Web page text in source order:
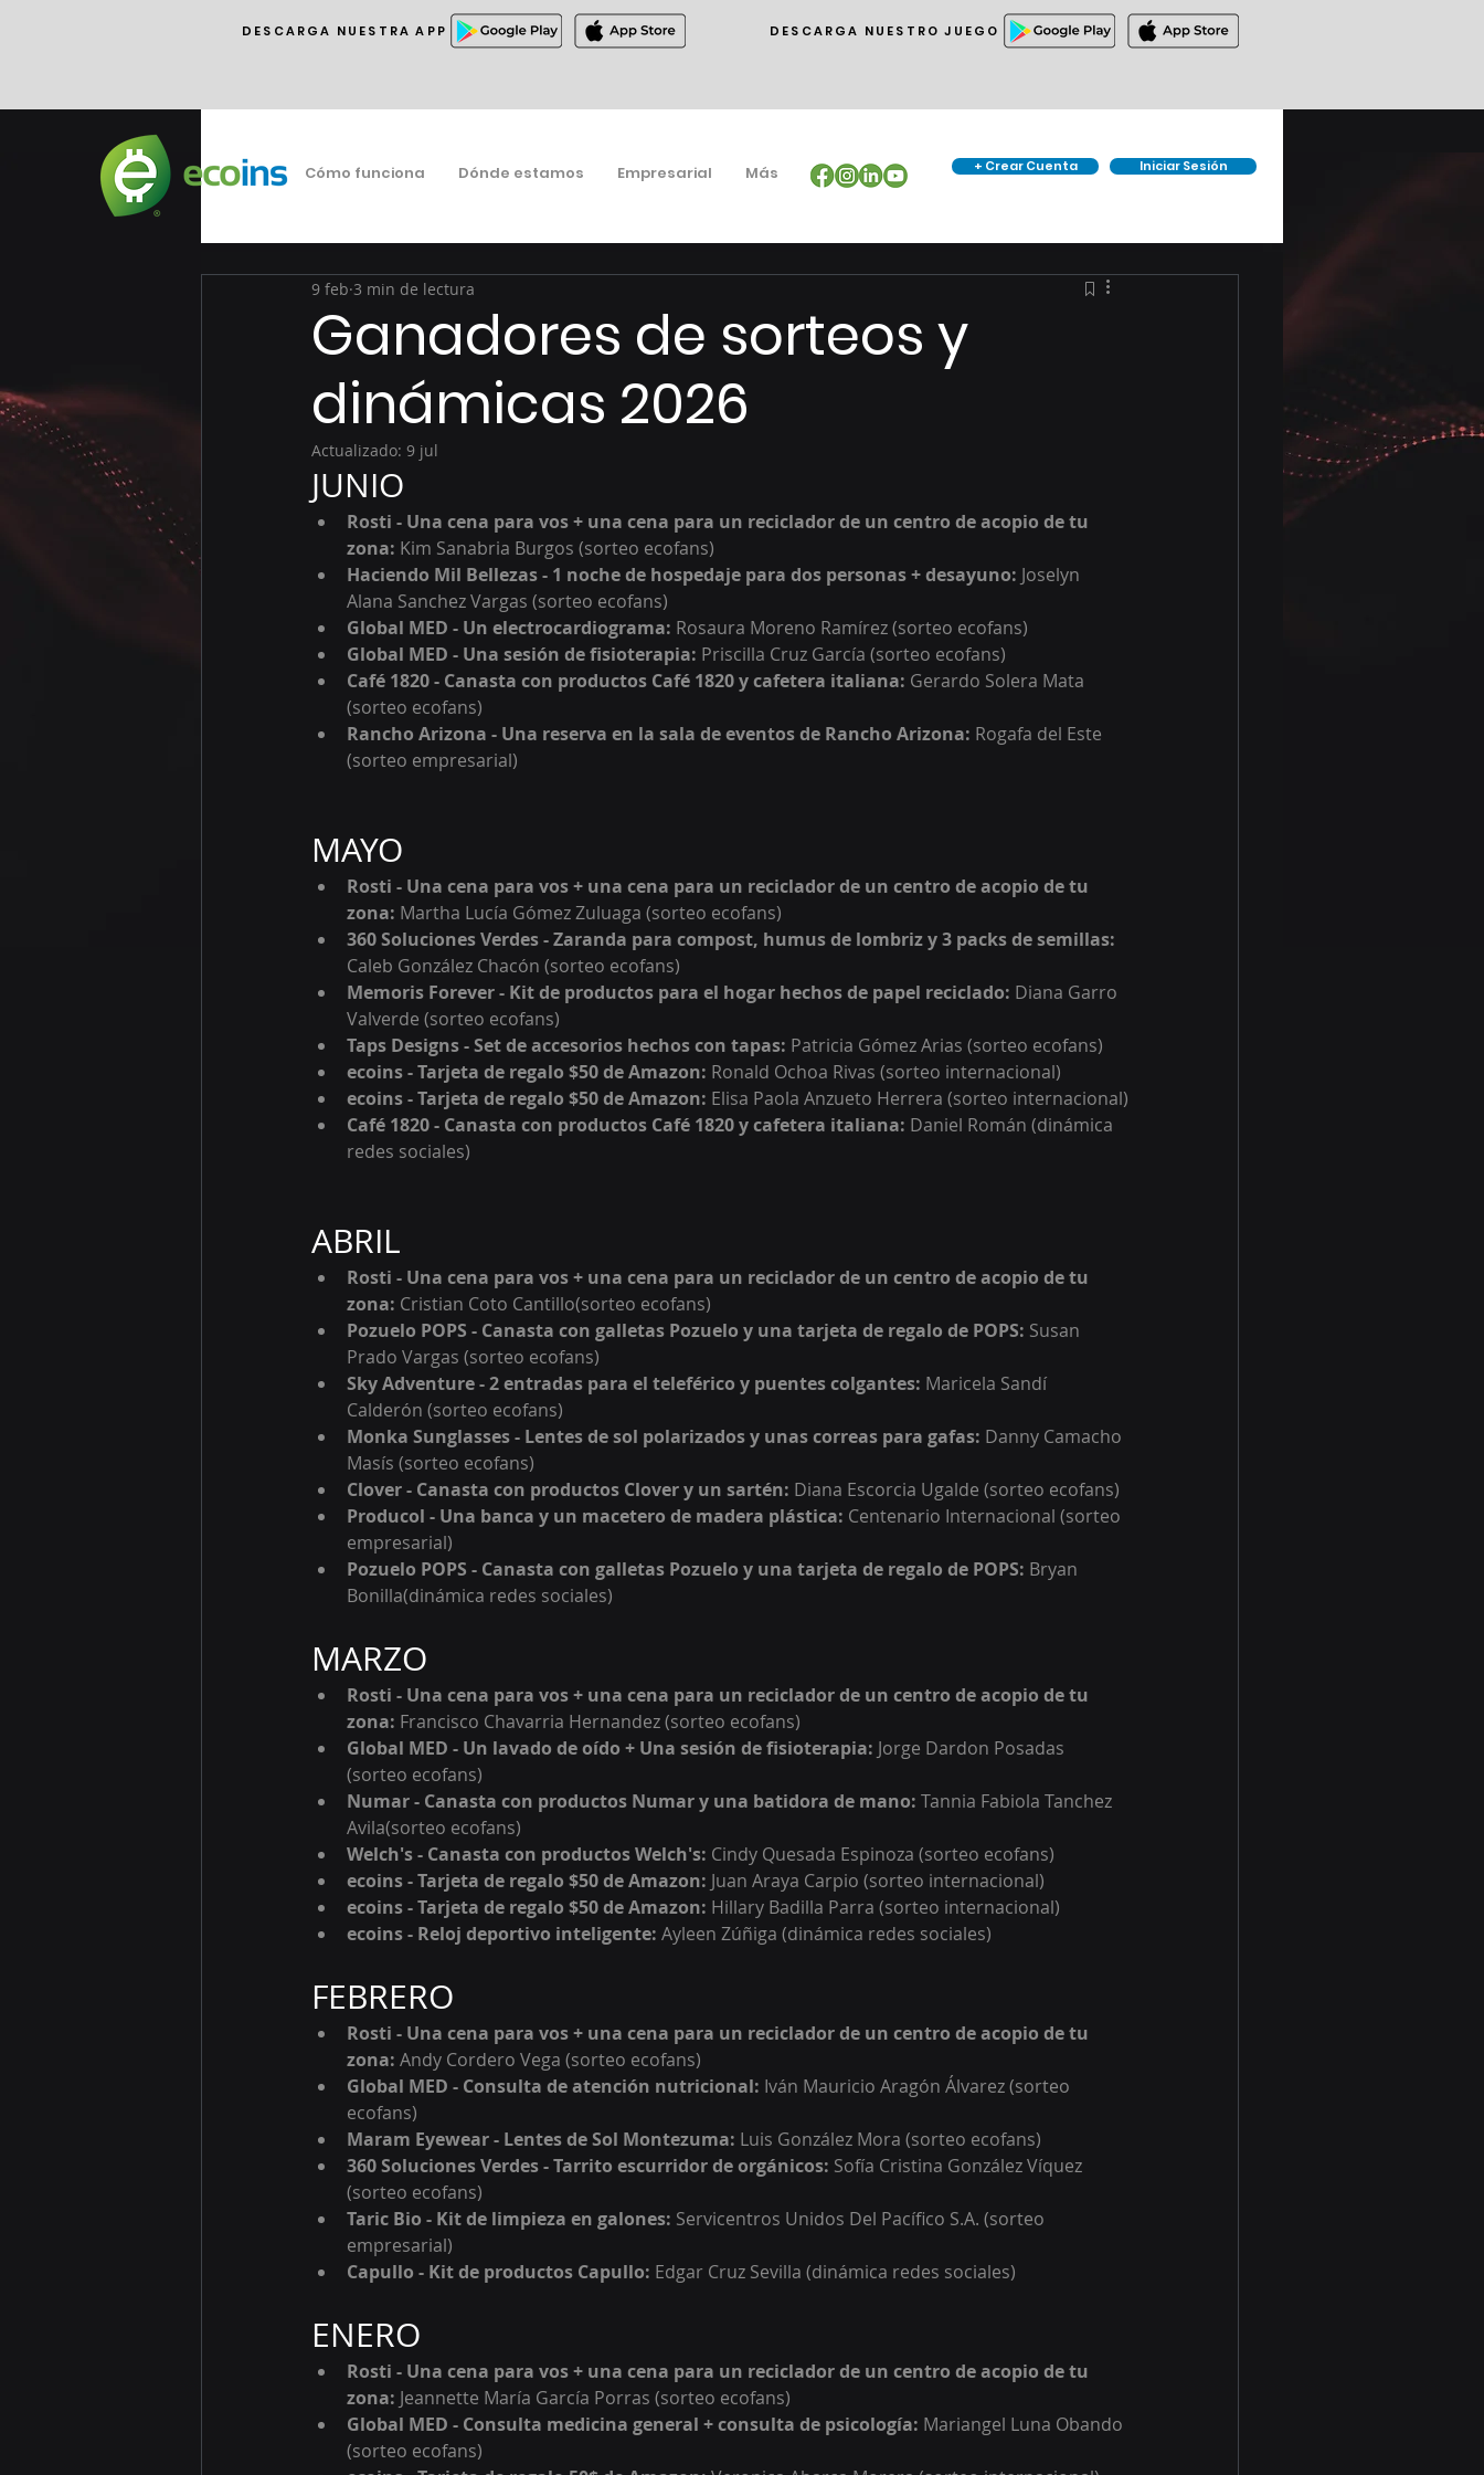
DESCARGA NUESTRA APP DESCARGA NUESTRO JUEGO
+ Crear Cuenta Iniciar Sesión
Cómo funciona Dónde estamos Empresarial Más
Ganadores de sorteos y
dinámicas 2026
9 feb 3 min de lectura
Actualizado: 9 jul
JUNIO
Rosti - Una cena para vos + una cena para un reciclador de un centro de acopio de tu
zona: Kim Sanabria Burgos (sorteo ecofans)
Haciendo Mil Bellezas - 1 noche de hospedaje para dos personas + desayuno: Joselyn
Alana Sanchez Vargas (sorteo ecofans)
Global MED - Un electrocardiograma: Rosaura Moreno Ramírez (sorteo ecofans)
Global MED - Una sesión de fisioterapia: Priscilla Cruz García (sorteo ecofans)
Café 1820 - Canasta con productos Café 1820 y cafetera italiana: Gerardo Solera Mata
(sorteo ecofans)
Rancho Arizona - Una reserva en la sala de eventos de Rancho Arizona: Rogafa del Este
(sorteo empresarial)
MAYO
Rosti - Una cena para vos + una cena para un reciclador de un centro de acopio de tu
zona: Martha Lucía Gómez Zuluaga (sorteo ecofans)
360 Soluciones Verdes - Zaranda para compost, humus de lombriz y 3 packs de semillas:
Caleb González Chacón (sorteo ecofans)
Memoris Forever - Kit de productos para el hogar hechos de papel reciclado: Diana Garro
Valverde (sorteo ecofans)
Taps Designs - Set de accesorios hechos con tapas: Patricia Gómez Arias (sorteo ecofans)
ecoins - Tarjeta de regalo $50 de Amazon: Ronald Ochoa Rivas (sorteo internacional)
ecoins - Tarjeta de regalo $50 de Amazon: Elisa Paola Anzueto Herrera (sorteo internacional)
Café 1820 - Canasta con productos Café 1820 y cafetera italiana: Daniel Román (dinámica
redes sociales)
ABRIL
Rosti - Una cena para vos + una cena para un reciclador de un centro de acopio de tu
zona: Cristian Coto Cantillo(sorteo ecofans)
Pozuelo POPS - Canasta con galletas Pozuelo y una tarjeta de regalo de POPS: Susan
Prado Vargas (sorteo ecofans)
Sky Adventure - 2 entradas para el teleférico y puentes colgantes: Maricela Sandí
Calderón (sorteo ecofans)
Monka Sunglasses - Lentes de sol polarizados y unas correas para gafas: Danny Camacho
Masís (sorteo ecofans)
Clover - Canasta con productos Clover y un sartén: Diana Escorcia Ugalde (sorteo ecofans)
Producol - Una banca y un macetero de madera plástica: Centenario Internacional (sorteo
empresarial)
Pozuelo POPS - Canasta con galletas Pozuelo y una tarjeta de regalo de POPS: Bryan
Bonilla(dinámica redes sociales)
MARZO
Rosti - Una cena para vos + una cena para un reciclador de un centro de acopio de tu
zona: Francisco Chavarria Hernandez (sorteo ecofans)
Global MED - Un lavado de oído + Una sesión de fisioterapia: Jorge Dardon Posadas
(sorteo ecofans)
Numar - Canasta con productos Numar y una batidora de mano: Tannia Fabiola Tanchez
Avila(sorteo ecofans)
Welch's - Canasta con productos Welch's: Cindy Quesada Espinoza (sorteo ecofans)
ecoins - Tarjeta de regalo $50 de Amazon: Juan Araya Carpio (sorteo internacional)
ecoins - Tarjeta de regalo $50 de Amazon: Hillary Badilla Parra (sorteo internacional)
ecoins - Reloj deportivo inteligente: Ayleen Zúñiga (dinámica redes sociales)
FEBRERO
Rosti - Una cena para vos + una cena para un reciclador de un centro de acopio de tu
zona: Andy Cordero Vega (sorteo ecofans)
Global MED - Consulta de atención nutricional: Iván Mauricio Aragón Álvarez (sorteo
ecofans)
Maram Eyewear - Lentes de Sol Montezuma: Luis González Mora (sorteo ecofans)
360 Soluciones Verdes - Tarrito escurridor de orgánicos: Sofía Cristina González Víquez
(sorteo ecofans)
Taric Bio - Kit de limpieza en galones: Servicentros Unidos Del Pacífico S.A. (sorteo
empresarial)
Capullo - Kit de productos Capullo: Edgar Cruz Sevilla (dinámica redes sociales)
ENERO
Rosti - Una cena para vos + una cena para un reciclador de un centro de acopio de tu
zona: Jeannette María García Porras (sorteo ecofans)
Global MED - Consulta medicina general + consulta de psicología: Mariangel Luna Obando
(sorteo ecofans)